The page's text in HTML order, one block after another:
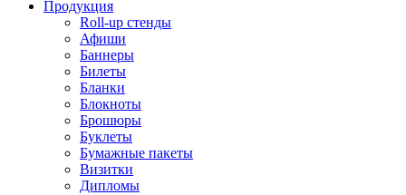
Продукция
Roll-up стенды
Афиши
Баннеры
Билеты
Бланки
Блокноты
Брошюры
Буклеты
Бумажные пакеты
Визитки
Дипломы